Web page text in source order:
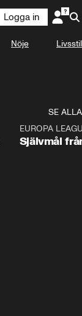
Logga in
Nöje Livsstil
SE ALLA
EUROPA
Självmål